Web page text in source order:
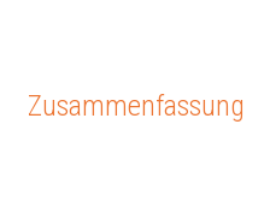
Zusammenfassung